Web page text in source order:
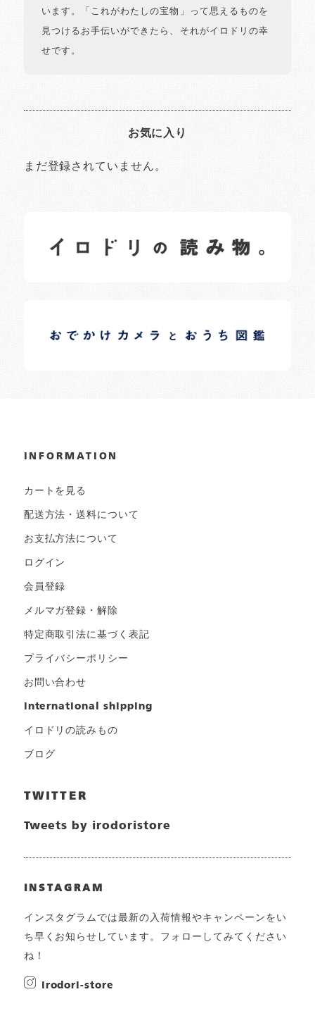
います。「これがわたしの宝物」って思えるものを
見つけるお手伝いができたら、それがイロドリの幸
せです。
お気に入り
まだ登録されていません。
日常の様子など随時更新中です。
日常の様子など随時更新中です。
INFORMATION
カートを見る
配送方法・送料について
お支払方法について
ログイン
会員登録
メルマガ登録・解除
特定商取引法に基づく表記
プライバシーポリシー
お問い合わせ
international shipping
イロドリの読みもの
ブログ
TWITTER
Tweets by irodoristore
INSTAGRAM
インスタグラムでは最新の入荷情報やキャンペーンをい
ち早くお知らせしています。フォローしてみてください
ね！
irodori-store